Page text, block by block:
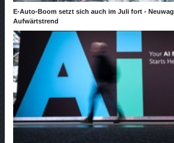
E-Auto-Boom setzt sich auch im Juli fort -
Aufwärtstrend